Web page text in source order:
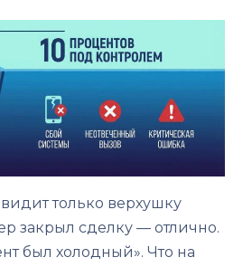
только верхушку
закрыл сделку — отлично.
был холодный». Что на